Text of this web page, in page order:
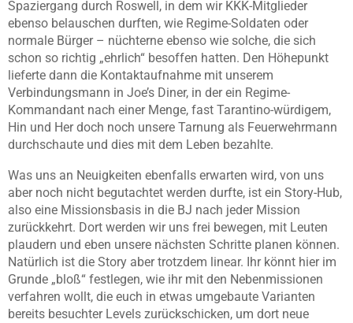
Spaziergang durch Roswell, in dem wir KKK-Mitglieder
ebenso belauschen durften, wie Regime-Soldaten oder
normale Bürger – nüchterne ebenso wie solche, die sich
schon so richtig „ehrlich“ besoffen hatten. Den Höhepunkt
lieferte dann die Kontaktaufnahme mit unserem
Verbindungsmann in Joe’s Diner, in der ein Regime-
Kommandant nach einer Menge, fast Tarantino-würdigem,
Hin und Her doch noch unsere Tarnung als Feuerwehrmann
durchschaute und dies mit dem Leben bezahlte.
Was uns an Neuigkeiten ebenfalls erwarten wird, von uns
aber noch nicht begutachtet werden durfte, ist ein Story-Hub,
also eine Missionsbasis in die BJ nach jeder Mission
zurückkehrt. Dort werden wir uns frei bewegen, mit Leuten
plaudern und eben unsere nächsten Schritte planen können.
Natürlich ist die Story aber trotzdem linear. Ihr könnt hier im
Grunde „bloß“ festlegen, wie ihr mit den Nebenmissionen
verfahren wollt, die euch in etwas umgebaute Varianten
bereits besuchter Levels zurückschicken, um dort neue